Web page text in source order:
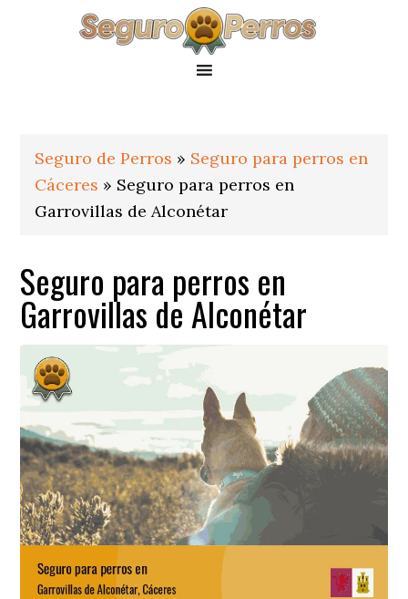
Seguro de Perros » Seguro para perros en
Cáceres » Seguro para perros en
Garrovillas de Alconétar
Seguro para perros en
Garrovillas de Alconétar